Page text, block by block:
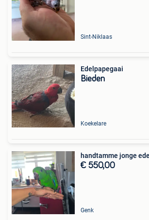
Sint-Niklaas
Edelpapegaai
Bieden
Koekelare
handtamme jonge
€ 550,00
Genk